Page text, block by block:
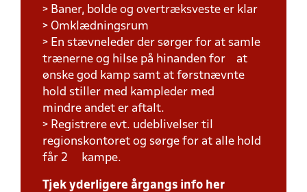
> Baner, bolde og overtræksveste er klar
> Omklædningsrum
> En stævneleder der sørger for at samle
trænerne og hilse på hinanden for at
ønske god kamp samt at førstnævnte
hold stiller med kampleder med
mindre andet er aftalt.
> Registrere evt. udeblivelser til
regionskontoret og sørge for at alle hold
får 2 kampe.
Tjek yderligere årgangs info her